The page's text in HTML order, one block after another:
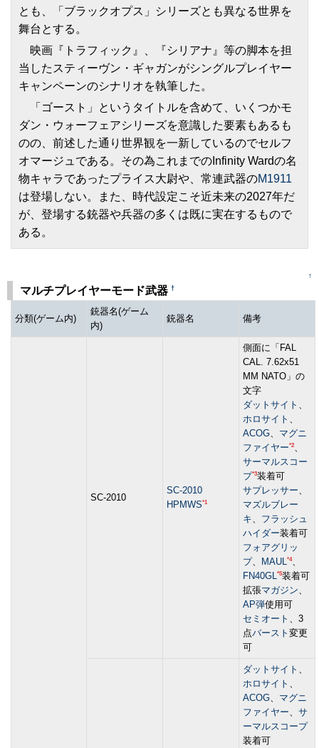
とも、「ブラックオプス」シリーズとも異なる世界を
舞台とする。
映画『トラフィック』、『シリアナ』等の脚本を担
当したスティーヴン・ギャガンがシングルプレイヤー
キャンペーンのシナリオを執筆した。
「ゴースト」というタイトルを含めて、いくつかモ
ダン・ウォーフェアシリーズを意識した要素もあるも
のの、前述した通り世界観を一新しているのでセルフ
オマージュである。その為これまでのInfinity Wardの名
物キャラであったプライス大尉や、常連武器のM1911
は登場しない。また、時代設定こそ近未来の2027年だ
が、登場する銃器や兵器の多くは既に実在するもので
ある。
↑
マルチプレイヤーモード武器 †
分類(ゲーム内)
銃器名(ゲーム
内)
銃器名 備考
SC-2010
SC-2010
HPMWS*1
側面に「FAL
CAL. 7.62x51
MM NATO」の
文字
ダットサイト 、
ホロサイト 、
ACOG、 マグニ
ファイヤー*2、
サーマルスコー
プ*3装着可
サプレッサー、
マズルブレー
キ、 フラッシュ
ハイダー装着可
フォアグリッ
プ、 MAUL*4、
FN40GL*5装着可
拡張マガジン、
AP弾使用可
セミオート 、3
点バースト 変更
可
ダットサイト 、
ホロサイト 、
ACOG、 マグニ
ファイヤー、 サ
ーマルスコープ
装着可